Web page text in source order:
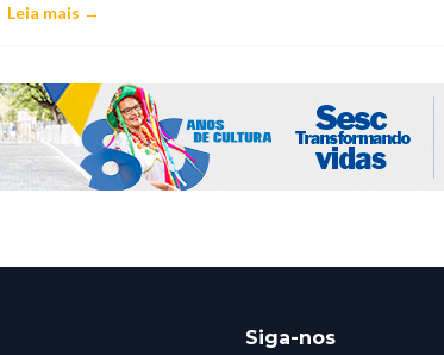
Leia mais →
Siga-nos